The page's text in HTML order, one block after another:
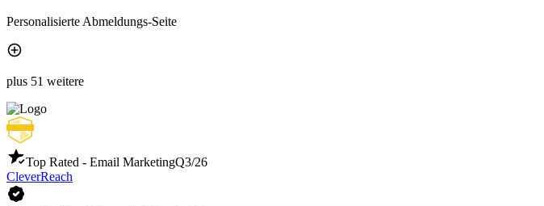
Personalisierte Abmeldungs-Seite
plus 51 weitere
Top Rated - Email MarketingQ3/26
CleverReach